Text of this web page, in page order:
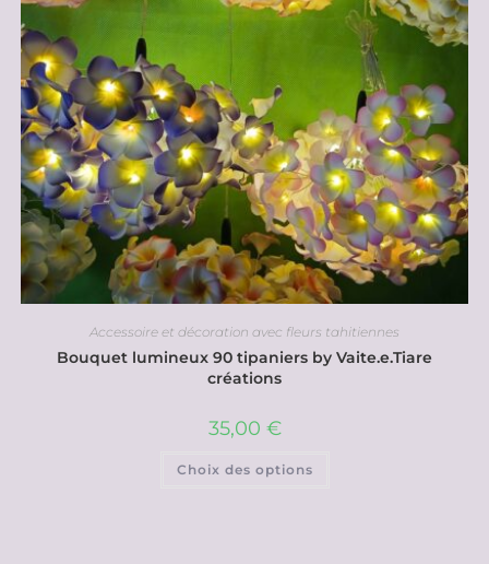
Accessoire et décoration avec fleurs tahitiennes
Bouquet lumineux 90 tipaniers by Vaite.e.Tiare
créations
35,00 €
Choix des options